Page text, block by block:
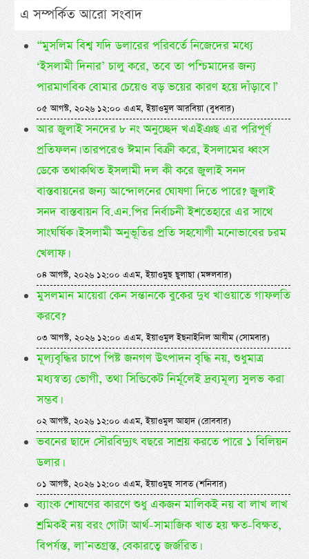
এ সম্পর্কিত আরো সংবাদ
“মুসলিম বিশ্ব যদি ডলারের পরিবর্তে নিজেদের মধ্যে
‘ইসলামী দিনার’ চালু করে, তবে তা পশ্চিমাদের জন্য
পারমাণবিক বোমার চেয়েও বড় ভয়ের কারণ হয়ে দাঁড়াবে।”
০৫ আগস্ট, ২০২৬ ১২:০০ এএম, ইয়াওমুল আরবিয়া (বুধবার)
আর জুলাই সনদের ৮ নং অনুচ্ছেদ খএইঞছ এর পরিপূর্ণ
প্রতিফলন। তারপরেও ঈমান বিক্রী করে, ইসলামের ধ্বংস
ডেকে তথাকথিত ইসলামী দল কী করে জুলাই সনদ
বাস্তবায়নের জন্য আন্দোলনের ঘোষণা দিতে পারে? জুলাই
সনদ বাস্তবায়ন বি.এন.পির নির্বাচনী ইশতেহারে এর সাথে
সাংঘর্ষিক। ইসলামী অনুভূতির প্রতি সহযোগী মনোভাবের চরম
খেলাফ।
০৪ আগস্ট, ২০২৬ ১২:০০ এএম, ইয়াওমুছ ছুলাছা (মঙ্গলবার)
মুসলমান মায়েরা কেন সন্তানকে বুকের দুধ খাওয়াতে গাফলতি
করবে?
০৩ আগস্ট, ২০২৬ ১২:০০ এএম, ইয়াওমুল ইছনাইনিল আযীম (সোমবার)
মূল্যবৃদ্ধির চাপে পিষ্ট জনগণ উৎপাদন বৃদ্ধি নয়, শুধুমাত্র
মধ্যস্বত্য ভোগী, তথা সিন্ডিকেট নির্মূলেই দ্রব্যমূল্য সুলভ করা
সম্ভব।
০২ আগস্ট, ২০২৬ ১২:০০ এএম, ইয়াওমুল আহাদ (রোববার)
ভবনের ছাদে সৌরবিদ্যুৎ বছরে সাশ্রয় করতে পারে ১ বিলিয়ন
ডলার।
০১ আগস্ট, ২০২৬ ১২:০০ এএম, ইয়াওমুছ সাবত (শনিবার)
ব্যাংক শোষণের কারণে শুধু একজন মালিকই নয় বা লাখ লাখ
শ্রমিকই নয় বরং গোটা আর্থ-সামাজিক খাত হয় ক্ষত-বিক্ষত,
বিপর্যস্ত, লা’নতগ্রস্ত, বেকারত্বে জর্জরিত।